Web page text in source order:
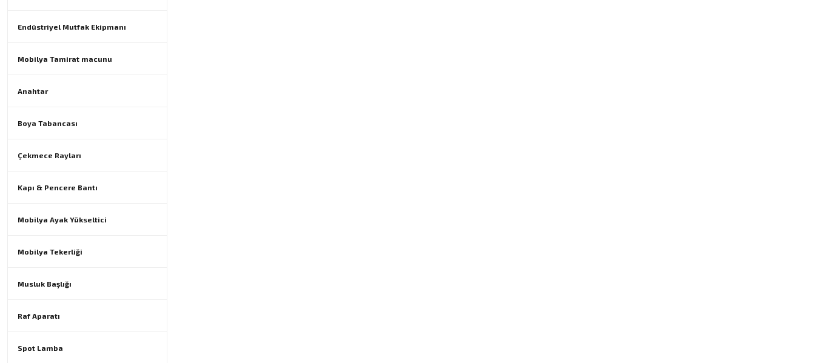
Endüstriyel Mutfak Ekipmanı
Mobilya Tamirat macunu
Anahtar
Boya Tabancası
Çekmece Rayları
Kapı & Pencere Bantı
Mobilya Ayak Yükseltici
Mobilya Tekerliği
Musluk Başlığı
Raf Aparatı
Spot Lamba